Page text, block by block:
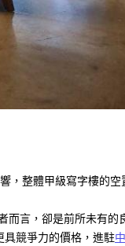
，整體甲級寫字樓的空
言，卻是前所未有的
具競爭力的價格，進駐